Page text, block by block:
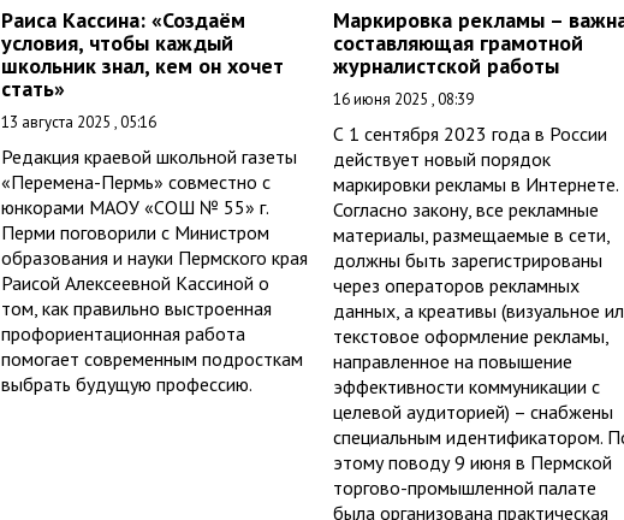
Раиса Кассина: «Создаём
условия, чтобы каждый
школьник знал, кем он хочет
стать»
13 августа 2025 , 05:16
Редакция краевой школьной газеты
«Перемена-Пермь» совместно с
юнкорами МАОУ «СОШ № 55» г.
Перми поговорили с Министром
образования и науки Пермского края
Раисой Алексеевной Кассиной о
том, как правильно выстроенная
профориентационная работа
помогает современным подросткам
выбрать будущую профессию.
Маркировка рекламы –
составляющая грамотной
журналистской работы
16 июня 2025 , 08:39
С 1 сентября 2023 года в России
действует новый порядок
маркировки рекламы в Интернете.
Согласно закону, все рекламные
материалы, размещаемые в сети,
должны быть зарегистрированы
через операторов рекламных
данных, а креативы (визуальное
текстовое оформление рекламы,
направленное на повышение
эффективности коммуникации с
целевой аудиторией) – снабжены
специальным идентификатором.
этому поводу 9 июня в Пермской
торгово-промышленной палате
была организована практическая